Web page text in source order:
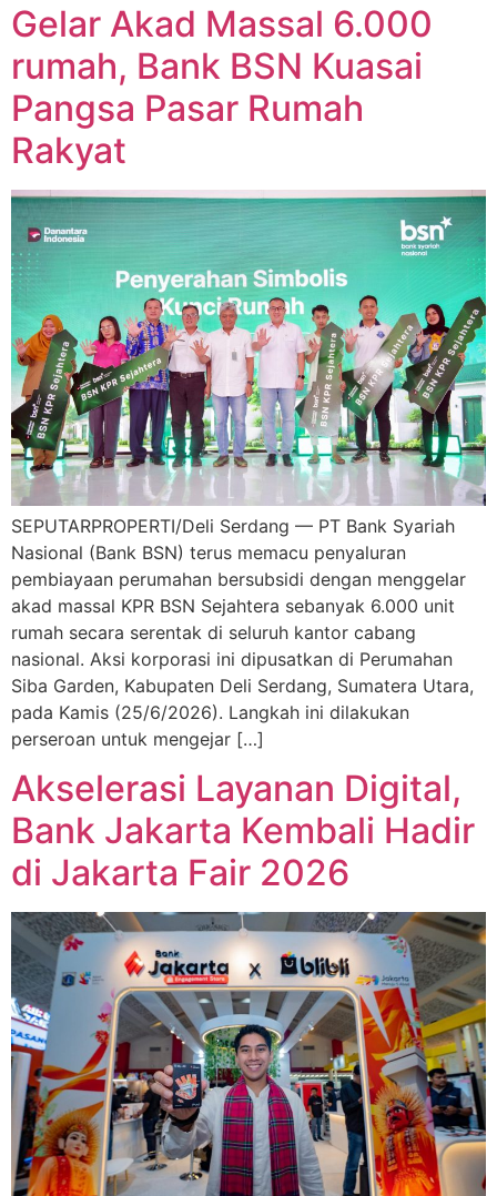
Gelar Akad Massal 6.000
rumah, Bank BSN Kuasai
Pangsa Pasar Rumah
Rakyat
SEPUTARPROPERTI/Deli Serdang — PT Bank Syariah
Nasional (Bank BSN) terus memacu penyaluran
pembiayaan perumahan bersubsidi dengan menggelar
akad massal KPR BSN Sejahtera sebanyak 6.000 unit
rumah secara serentak di seluruh kantor cabang
nasional. Aksi korporasi ini dipusatkan di Perumahan
Siba Garden, Kabupaten Deli Serdang, Sumatera Utara,
pada Kamis (25/6/2026). Langkah ini dilakukan
perseroan untuk mengejar […]
Akselerasi Layanan Digital,
Bank Jakarta Kembali Hadir
di Jakarta Fair 2026